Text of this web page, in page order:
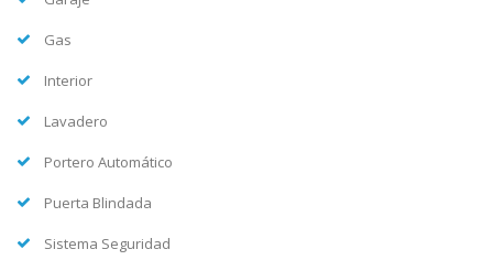
Gas
Interior
Lavadero
Portero Automático
Puerta Blindada
Sistema Seguridad